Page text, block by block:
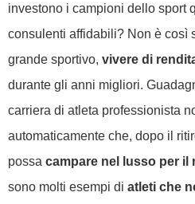
investono i campioni dello sport
consulenti affidabili? Non è così
grande sportivo, vivere di
durante gli anni migliori.
carriera di atleta professionista
automaticamente che, dopo il
possa campare nel lusso per il
sono molti esempi di atleti che